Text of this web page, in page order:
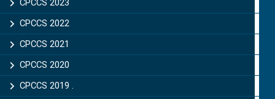
CPCCS 2023
CPCCS 2022
CPCCS 2021
CPCCS 2020
CPCCS 2019 .